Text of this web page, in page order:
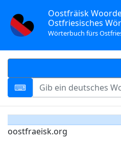
Oostfräisk
Ostfriesisches
Wörterbuch fürs
oostfraeisk.org